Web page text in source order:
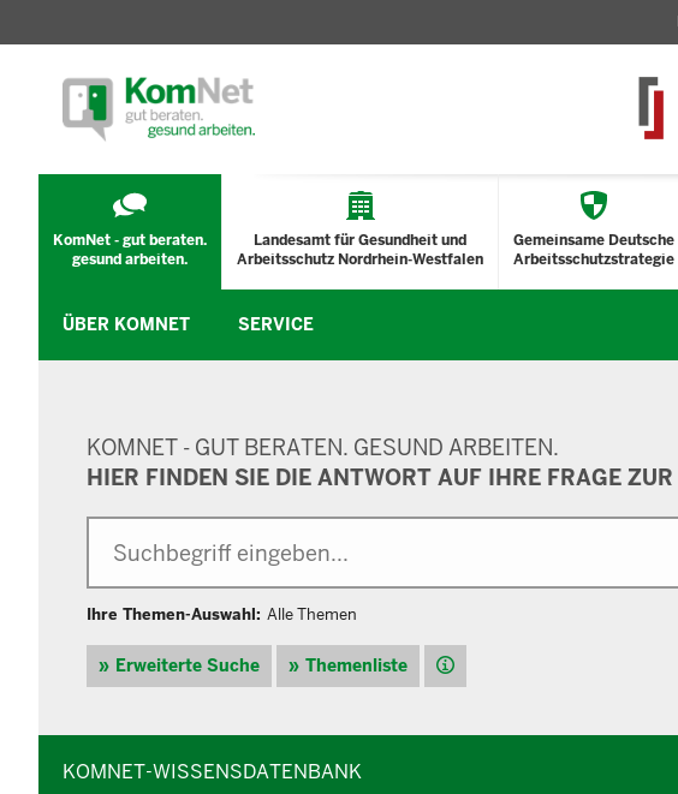
KomNet - gut beraten.
gesund arbeiten.
Landesamt für Gesundheit und
Arbeitsschutz Nordrhein-Westfalen
Gemeinsame Deutsche
Arbeitsschutzstrategie
ÜBER KOMNET SERVICE
KOMNET - GUT BERATEN. GESUND ARBEITEN.
HIER FINDEN SIE DIE ANTWORT AUF IHRE FRAGE
Ihre Themen-Auswahl: Alle Themen
Erweiterte Suche Themenliste Hilfe
KOMNET-WISSENSDATENBANK